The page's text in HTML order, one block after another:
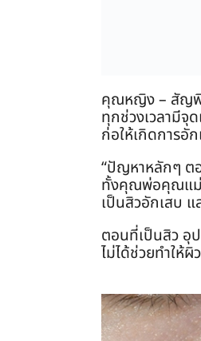
คุณหญิง – สัญพิช
ทุกช่วงเวลามีจุ
ก่อให้เกิดการอั
“ปัญหาหลักๆ ต
ทั้งคุณพ่อคุณแม่ต
เป็นสิวอักเสบ แ
ตอนที่เป็นสิว อุป
ไม่ได้ช่วยทำให้